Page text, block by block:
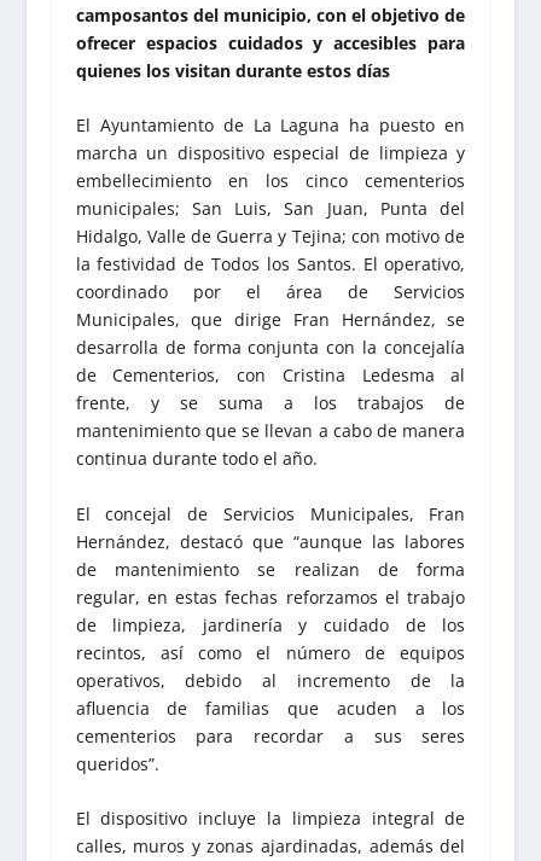
camposantos del municipio, con el objetivo de
ofrecer espacios cuidados y accesibles para
quienes los visitan durante estos días
El Ayuntamiento de La Laguna ha puesto en
marcha un dispositivo especial de limpieza y
embellecimiento en los cinco cementerios
municipales; San Luis, San Juan, Punta del
Hidalgo, Valle de Guerra y Tejina; con motivo de
la festividad de Todos los Santos. El operativo,
coordinado por el área de Servicios
Municipales, que dirige Fran Hernández, se
desarrolla de forma conjunta con la concejalía
de Cementerios, con Cristina Ledesma al
frente, y se suma a los trabajos de
mantenimiento que se llevan a cabo de manera
continua durante todo el año.
El concejal de Servicios Municipales, Fran
Hernández, destacó que “aunque las labores
de mantenimiento se realizan de forma
regular, en estas fechas reforzamos el trabajo
de limpieza, jardinería y cuidado de los
recintos, así como el número de equipos
operativos, debido al incremento de la
afluencia de familias que acuden a los
cementerios para recordar a sus seres
queridos”.
El dispositivo incluye la limpieza integral de
calles, muros y zonas ajardinadas, además del